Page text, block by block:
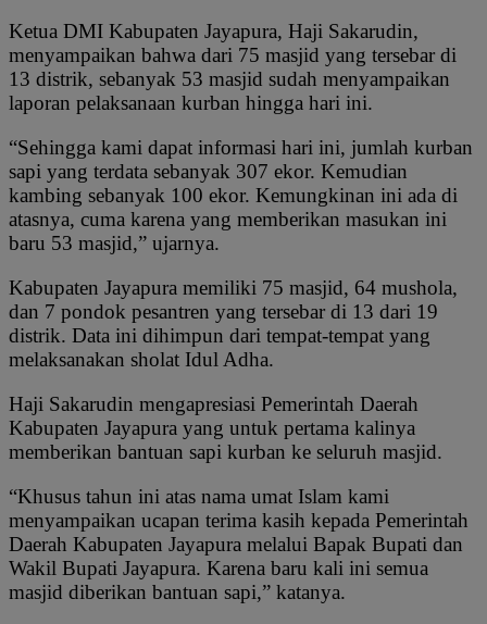
Ketua DMI Kabupaten Jayapura, Haji Sakarudin,
menyampaikan bahwa dari 75 masjid yang tersebar di
13 distrik, sebanyak 53 masjid sudah menyampaikan
laporan pelaksanaan kurban hingga hari ini.
“Sehingga kami dapat informasi hari ini, jumlah kurban
sapi yang terdata sebanyak 307 ekor. Kemudian
kambing sebanyak 100 ekor. Kemungkinan ini ada di
atasnya, cuma karena yang memberikan masukan ini
baru 53 masjid,” ujarnya.
Kabupaten Jayapura memiliki 75 masjid, 64 mushola,
dan 7 pondok pesantren yang tersebar di 13 dari 19
distrik. Data ini dihimpun dari tempat-tempat yang
melaksanakan sholat Idul Adha.
Haji Sakarudin mengapresiasi Pemerintah Daerah
Kabupaten Jayapura yang untuk pertama kalinya
memberikan bantuan sapi kurban ke seluruh masjid.
“Khusus tahun ini atas nama umat Islam kami
menyampaikan ucapan terima kasih kepada Pemerintah
Daerah Kabupaten Jayapura melalui Bapak Bupati dan
Wakil Bupati Jayapura. Karena baru kali ini semua
masjid diberikan bantuan sapi,” katanya.